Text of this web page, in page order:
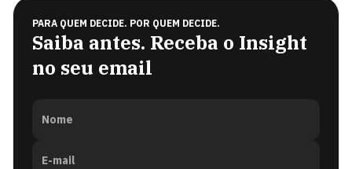
PARA QUEM DECIDE. POR QUEM DECIDE.
Saiba antes. Receba o Insight
no seu email
Nome
E-mail